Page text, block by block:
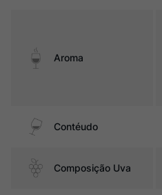
Aroma
Contéudo
Composição Uva